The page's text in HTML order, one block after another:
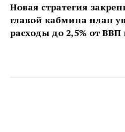
Новая стратегия
главой кабмина план
расходы до 2,5% от ВВП